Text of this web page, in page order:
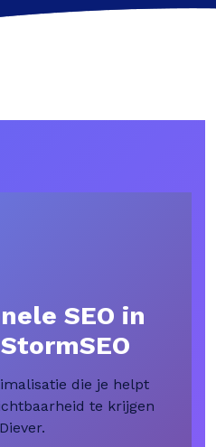
SEO in
die je helpt
te krijgen